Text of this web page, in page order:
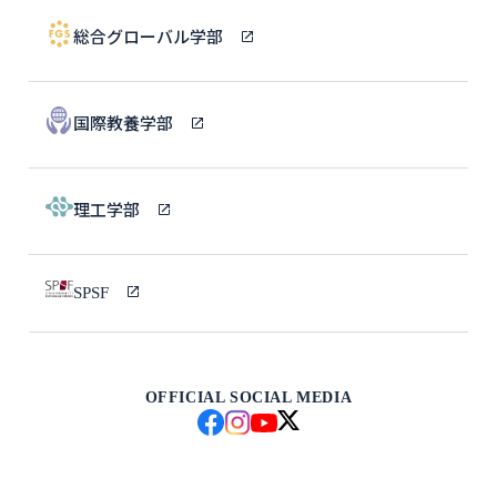
総合グローバル学部
国際教養学部
理工学部
SPSF
OFFICIAL SOCIAL MEDIA